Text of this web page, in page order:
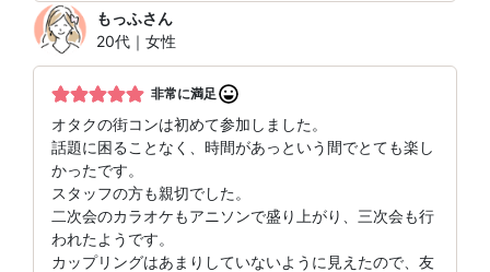
もっふさん
20代｜女性
非常に満足
オタクの街コンは初めて参加しました。
話題に困ることなく、時間があっという間でとても楽し
かったです。
スタッフの方も親切でした。
二次会のカラオケもアニソンで盛り上がり、三次会も行
われたようです。
カップリングはあまりしていないように見えたので、友